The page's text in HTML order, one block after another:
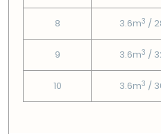
8 3.6m3 /
9 3.6m3 /
10 3.6m3 /